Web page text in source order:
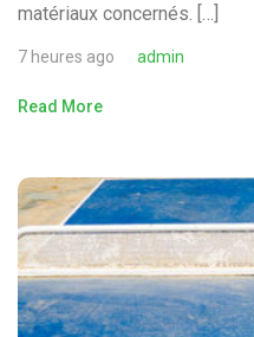
matériaux concernés. […]
7 heures ago admin
Read More